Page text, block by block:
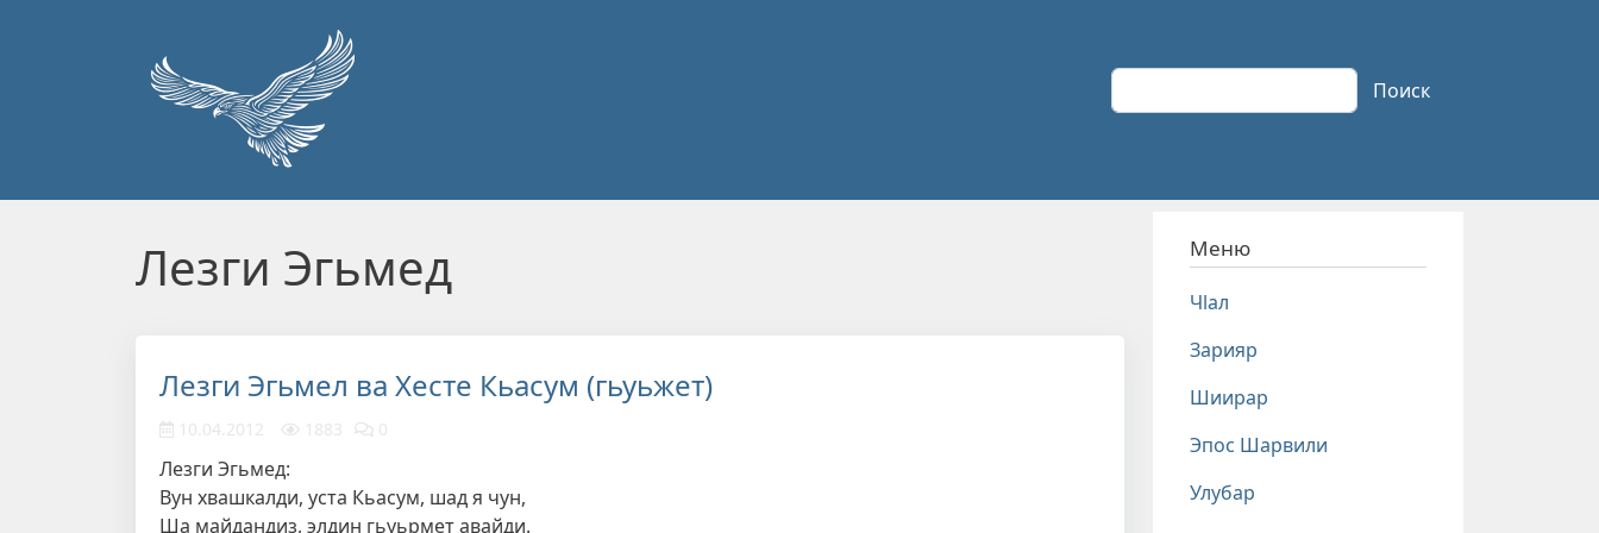
Поиск Поиск
Лезги Эгьмед
Лезги Эгьмел ва Хесте Кьасум (гьуьжет)
10.04.2012 1883 0
Лезги Эгьмед:
Вун хвашкалди, уста Кьасум, шад я чун,
Ша майдандиз, элдин гьуьрмет авайди.
Меню
Чlал
Зарияр
Шиирар
Эпос Шарвили
Улубар